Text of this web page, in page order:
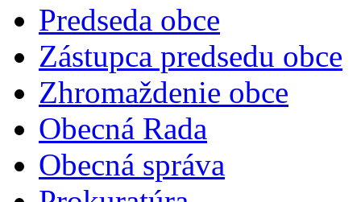
Predseda obce
Zástupca predsedu obce
Zhromaždenie obce
Obecná Rada
Obecná správa